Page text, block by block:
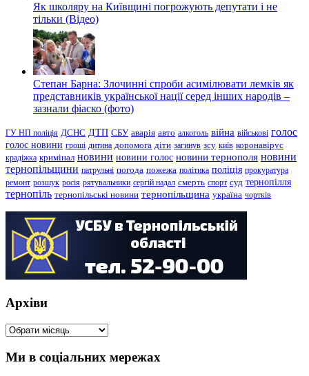
Як школяру на Київщині погрожують депутати і не
тільки (Відео)
Степан Барна: Злочинні спроби асимілювати лемків як
представників української нації серед інших народів –
зазнали фіаско (фото)
ГУ НП поліція ДСНС ДТП СБУ аварія авто алкоголь війна військові голос
голос новини гроші дитина допомога діти загинув зсу київ коронавірус
крадіжка кримінал новини новини голос новини тернополя новини
тернопільщини патрульні погода пожежа політика поліція прокуратура
ремонт розшук росія рятувальники сергій надал смерть спорт суд тернопілля
тернопіль тернопільські новини тернопільщина україна чортків
Архіви
Архіви
Ми в соціальних мережах